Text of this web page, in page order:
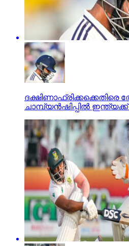
ദക്ഷിണാഫ്രിക്കക്കെതിരെ
ചാമ്പ്യന്‍ഷിപ്പില്‍ ഇന്ത്യക്ക്